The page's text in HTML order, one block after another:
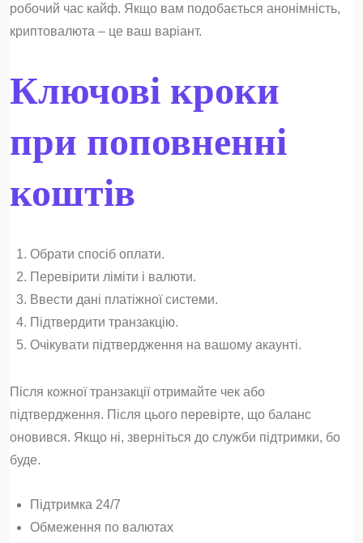
робочий час кайф. Якщо вам подобається анонімність,
криптовалюта – це ваш варіант.
Ключові кроки
при поповненні
коштів
Обрати спосіб оплати.
Перевірити ліміти і валюти.
Ввести дані платіжної системи.
Підтвердити транзакцію.
Очікувати підтвердження на вашому акаунті.
Після кожної транзакції отримайте чек або
підтвердження. Після цього перевірте, що баланс
оновився. Якщо ні, зверніться до служби підтримки, бо
буде.
Підтримка 24/7
Обмеження по валютах